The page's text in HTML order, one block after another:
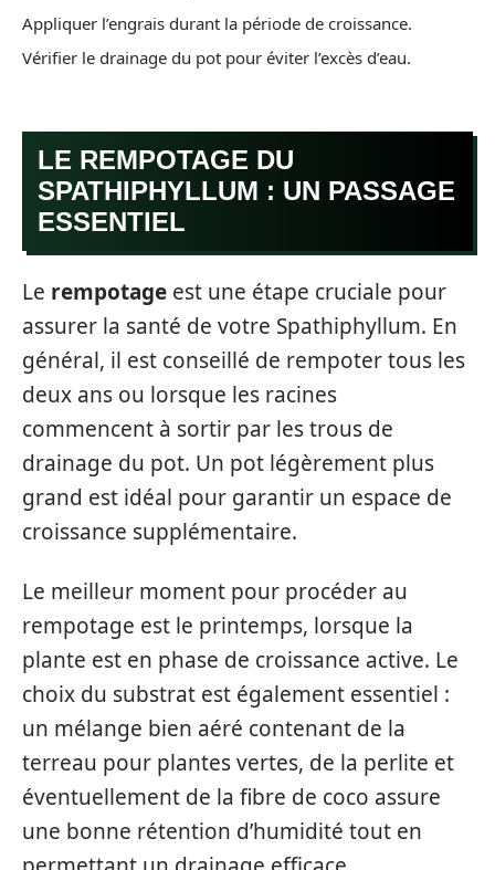
Appliquer l’engrais durant la période de croissance.
Vérifier le drainage du pot pour éviter l’excès d’eau.
LE REMPOTAGE DU
SPATHIPHYLLUM : UN PASSAGE
ESSENTIEL
Le rempotage est une étape cruciale pour
assurer la santé de votre Spathiphyllum. En
général, il est conseillé de rempoter tous les
deux ans ou lorsque les racines
commencent à sortir par les trous de
drainage du pot. Un pot légèrement plus
grand est idéal pour garantir un espace de
croissance supplémentaire.
Le meilleur moment pour procéder au
rempotage est le printemps, lorsque la
plante est en phase de croissance active. Le
choix du substrat est également essentiel :
un mélange bien aéré contenant de la
terreau pour plantes vertes, de la perlite et
éventuellement de la fibre de coco assure
une bonne rétention d’humidité tout en